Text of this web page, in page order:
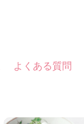
よくある質問